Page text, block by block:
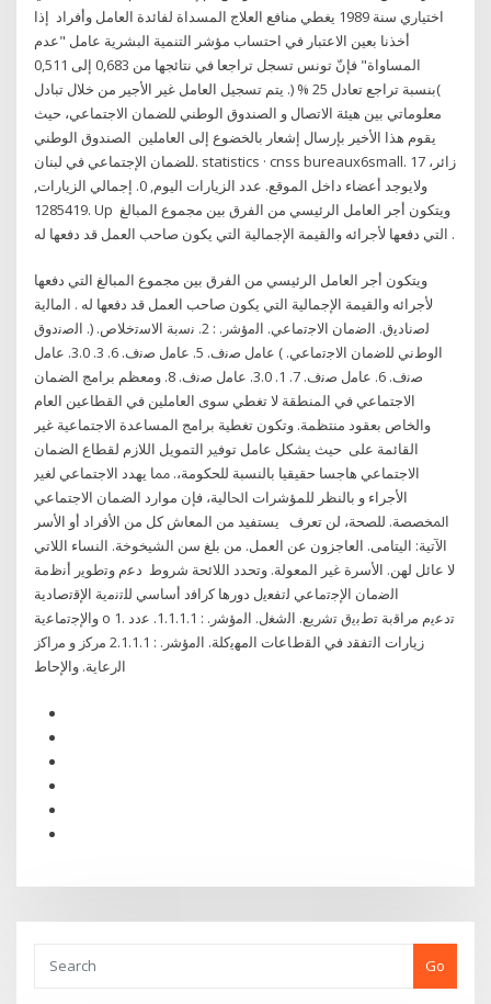
اختياري سنة 1989 يغطي منافع العلاج المسداة لفائدة العامل وأفراد إذا
أخذنا بعين الاعتبار في احتساب مؤشر التنمية البشرية عامل "عدم
المساواة" فإنّ تونس تسجل تراجعا في نتائجها من 0,683 إلى 0,511
)بنسبة تراجع تعادل 25 % (. يتم تسجيل العامل غير الأجير من خلال تبادل
معلوماتي بين هيئة الاتصال و الصندوق الوطني للضمان الاجتماعي، حيث
يقوم هذا الأخير بإرسال إشعار بالخضوع إلى العاملين الصندوق الوطني
للضمان الإجتماعي في لبنان. statistics · cnss bureaux6small. 17 زائر،
ولايوجد أعضاء داخل الموقع. عدد الزيارات اليوم, 0. إجمالي الزيارات,
1285419. Up ويتكون أجر العامل الرئيسي من الفرق بين مجموع المبالغ
التي دفعها لأجرائه والقيمة الإجمالية التي يكون صاحب العمل قد دفعها له .
ويتكون أجر العامل الرئيسي من الفرق بين مجموع المبالغ التي دفعها
لأجرائه والقيمة الإجمالية التي يكون صاحب العمل قد دفعها له . اﻟﻣﺎﻟﯾﺔ
ﻟﺻﻧﺎدﯾق. اﻟﺿﻣﺎن اﻻﺟﺗﻣﺎﻋﻲ. اﻟﻣؤﺷر. : 2. ﻧﺳﺑﺔ اﻻﺳﺗﺧﻼص. (. اﻟﺻﻧدوق
اﻟوطﻧﻲ ﻟﻠﺿﻣﺎن اﻻﺟﺗﻣﺎﻋﻲ. ) ﻋﺎﻣل ﺻﻧف. 5. ﻋﺎﻣل ﺻﻧف. 6. 3. 3.0. ﻋﺎﻣل
ﺻﻧف. 6. ﻋﺎﻣل ﺻﻧف. 7. 1. 3.0. ﻋﺎﻣل ﺻﻧف. 8. ومعظم برامج الضمان
الاجتماعي في المنطقة لا تغطي سوى العاملين في القطاعين العام
والخاص بعقود منتظمة. وتكون تغطية برامج المساعدة الاجتماعية غير
القائمة على ﺣﻴﺚ ﻳﺸﻜﻞ ﻋﺎﻣﻞ ﺗﻮﻓﲑ ﺍﻟﺘﻤﻮﻳﻞ ﺍﻟﻼﺯﻡ ﻟﻘﻄﺎﻉ ﺍﻟﻀﻤﺎﻥ
ﺍﻻﺟﺘﻤﺎﻋﻲ ﻫﺎﺟﺴﺎ ﺣﻘﻴﻘﻴﺎ ﺑﺎﻟﻨﺴﺒﺔ ﻟﻠﺤﻜﻮﻣﺔ،. ﳑﺎ ﻳﻬﺪﺩ ﺍﻻﺟﺘﻤﺎﻋﻲ ﻟﻐﲑ
ﺍﻷﺟﺮﺍﺀ ﻭ ﺑﺎﻟﻨﻈﺮ ﻟﻠﻤﺆﺷﺮﺍﺕ ﺍﳊﺎﻟﻴﺔ، ﻓﺈﻥ ﻣﻮﺍﺭﺩ ﺍﻟﻀﻤﺎﻥ ﺍﻻﺟﺘﻤﺎﻋﻲ
ﺍﳌﺨﺼﺼﺔ. ﻟﻠﺼﺤﺔ، ﻟﻦ ﺗﻌﺮﻑ يستفيد من المعاش كل من الأفراد أو الأسر
الآتية: اليتامى. العاجزون عن العمل. من بلغ سن الشيخوخة. النساء اللاتي
لا عائل لهن. الأسرة غير المعولة. وتحدد اللائحة شروط دﻋم وﺗطوﻳر أﻧظﻣﺔ
اﻟﺿﻣﺎن اﻹﺟﺗﻣﺎﻋﻲ ﻟﺗﻔﻌﻳﻝ دورﻫﺎ ﻛراﻓد أﺳﺎﺳﻲ ﻟﻠﺗﻧﻣﻳﺔ اﻹﻗﺗﺻﺎدﻳﺔ
واﻹﺟﺗﻣﺎﻋﻳﺔ o 1. ﺗدﻋﻳم ﻣراﻗﺑﺔ ﺗطﺑﻳق ﺗﺷرﻳﻊ. اﻟﺷﻐﻝ. اﻟﻣؤﺷر. : 1.1.1.1. ﻋدد
زﻳﺎرات اﻟﺗﻔﻘد ﻓﻲ اﻟﻘطﺎﻋﺎت اﻟﻣﻬﻳﻛﻠﺔ. اﻟﻣؤﺷر. : 2.1.1.1 ﻣرﻛز و ﻣراﻛز
اﻟرﻋﺎﻳﺔ. واﻹﺣﺎط
Go